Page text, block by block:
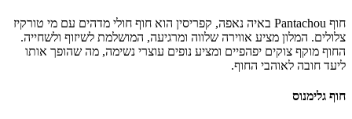
חוף Pantachou באיה נאפה, קפריסין הוא חוף חולי מדהים עם מי טורקיז
צלולים. המלון מציע אווירה שלווה ומרגיעה, המושלמת לשיזוף ולשחייה.
החוף מוקף צוקים יפהפיים ומציע נופים עוצרי נשימה, מה שהופך אותו
ליעד חובה לאוהבי החוף.
חוף גלימנוס